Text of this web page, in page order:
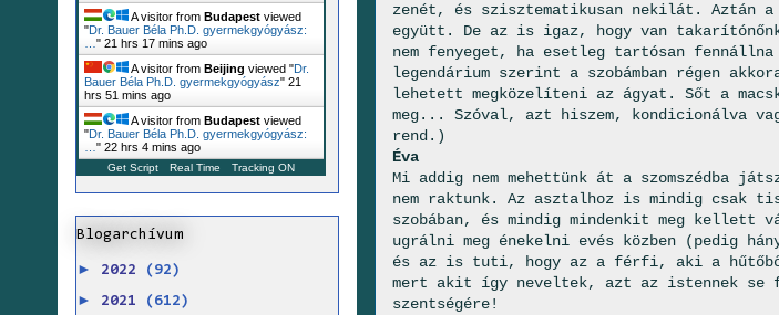
zenét, és szisztematikusan nekilát.
együtt. De az is igaz, hogy van
nem fenyeget, ha esetleg tartósan
legendárium szerint a szobámban régen
lehetett megközelíteni az ágyat. Sőt a
meg... Szóval, azt hiszem, kondicionálva
rend.)
Éva
Mi addig nem mehettünk át a szomszédba
nem raktunk. Az asztalhoz is mindig csak
szobában, és mindig mindenkit meg kellett
ugrálni meg énekelni evés közben (pedig
és az is tuti, hogy az a férfi, aki a
mert akit így neveltek, azt az istennek se
szentségére!
A visitor from Budapest viewed
"Dr. Bauer Béla Ph.D. gyermekgyógyász:
" 21 hrs 17 mins ago
A visitor from Beijing viewed "Dr.
Bauer Béla Ph.D. gyermekgyógyász" 21
hrs 51 mins ago
A visitor from Budapest viewed
"Dr. Bauer Béla Ph.D. gyermekgyógyász:
" 22 hrs 4 mins ago
Get Script Real Time Tracking ON
Blogarchívum
► 2022 (92)
► 2021 (612)